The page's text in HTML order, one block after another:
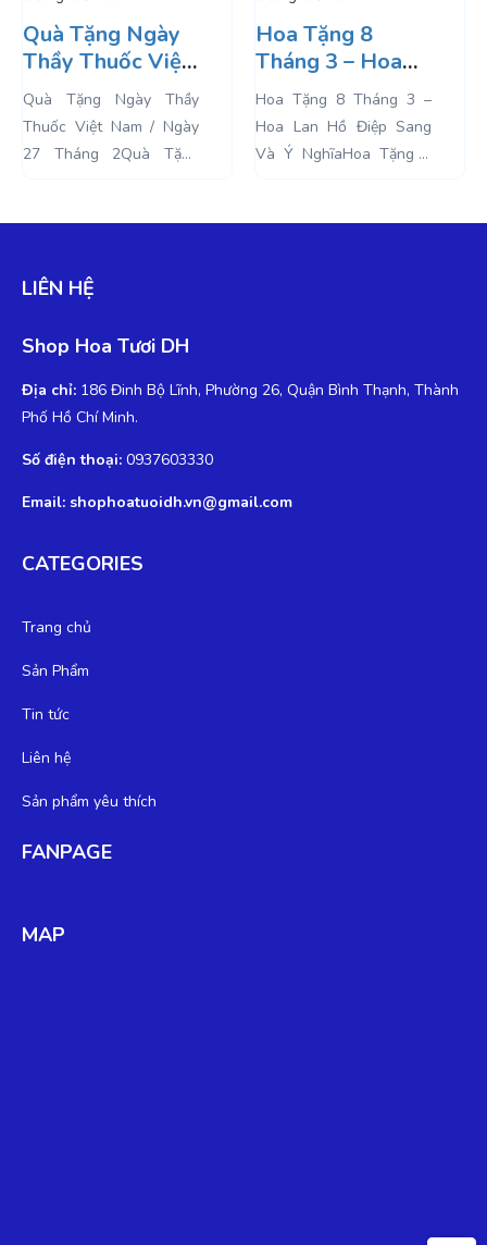
Thầy
Ngày
Hoa Tặng 8
Tháng 3 – Hoa
Lan Hồ Điệp
Sang Và Ý Nghĩa
Hoa Tặng 8 Tháng 3 –
Hoa Lan Hồ Điệp Sang
Và Ý NghĩaHoa Tặng 8
Lan Hồ Điệp
Trang Trí Tết /
Làm Quà Tặng
Chúc Tết Ý
Lan Hồ Điệp
Tết / Làm Quà Tặng
Tết Ý NghĩaNếu
LIÊN HỆ
Shop Hoa Tươi DH
Địa chỉ: 186 Đinh Bộ Lĩnh, Phường 26, Quận Bình Thạnh, Thành
Phố Hồ Chí Minh.
Số điện thoại: 0937603330
Email: shophoatuoidh.vn@gmail.com
CATEGORIES
Trang chủ
Sản Phẩm
Tin tức
Liên hệ
Sản phẩm yêu thích
FANPAGE
MAP